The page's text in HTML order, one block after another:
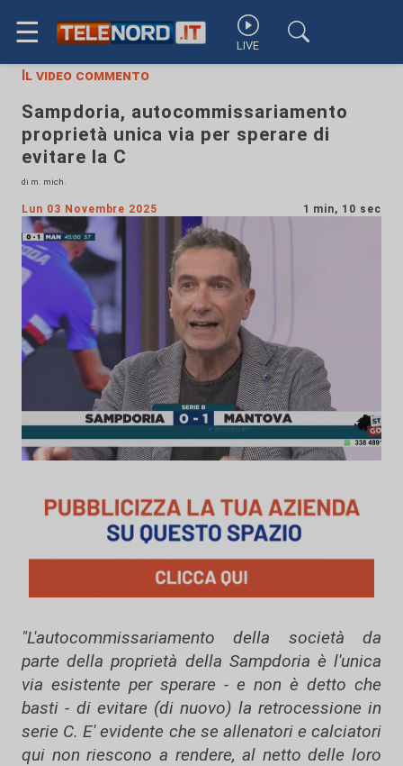
☰ LIVE
Il video commento
Sampdoria, autocommissariamento
proprietà unica via per sperare di
evitare la C
di m. mich.
Lun 03 Novembre 2025 1 min, 10 sec
"L'autocommissariamento della società da
parte della proprietà della Sampdoria è l'unica
via esistente per sperare - e non è detto che
basti - di evitare (di nuovo) la retrocessione in
serie C. E' evidente che se allenatori e calciatori
qui non riescono a rendere, al netto delle loro